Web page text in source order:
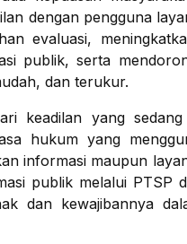
dengan pengguna
evaluasi,
publik, serta
dan terukur.
keadilan yang
hukum yang
informasi maupun
publik melalui PTSP
dan kewajibannya